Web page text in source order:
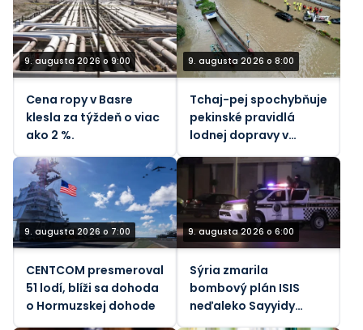
9. augusta 2026 o 9:00
Cena ropy v Basre
klesla za týždeň o viac
ako 2 %.
9. augusta 2026 o 8:00
Tchaj-pej spochybňuje
pekinské pravidlá
lodnej dopravy v
počas tajfúnu
9. augusta 2026 o 7:00
CENTCOM presmeroval
51 lodí, blíži sa dohoda
o Hormuzskej dohode
9. augusta 2026 o 6:00
Sýria zmarila
bombový plán ISIS
neďaleko Sayyidy
Zainab